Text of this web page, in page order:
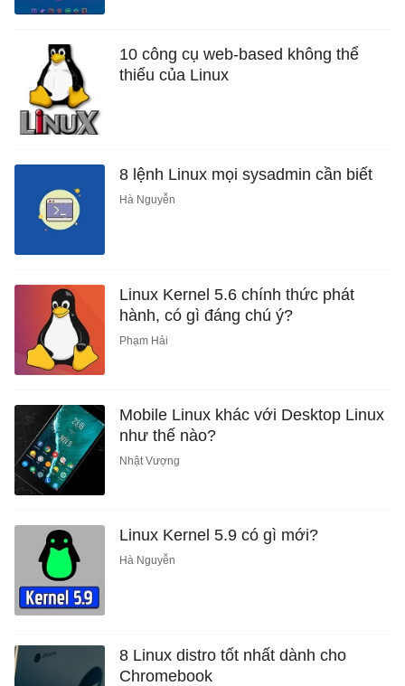
10 công cụ web-based không thể
thiếu của Linux
8 lệnh Linux mọi sysadmin cần biết
Hà Nguyễn
Linux Kernel 5.6 chính thức phát
hành, có gì đáng chú ý?
Phạm Hải
Mobile Linux khác với Desktop Linux
như thế nào?
Nhật Vượng
Linux Kernel 5.9 có gì mới?
Hà Nguyễn
8 Linux distro tốt nhất dành cho
Chromebook